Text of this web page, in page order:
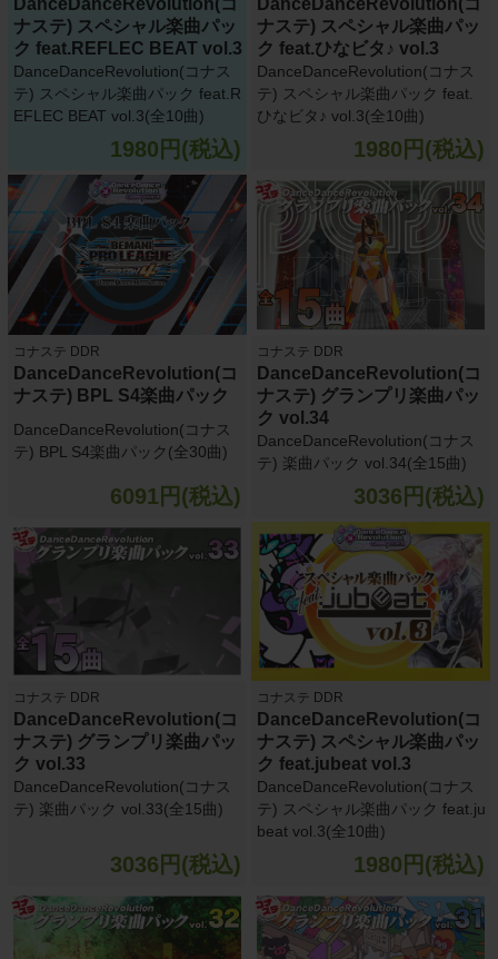
DanceDanceRevolution(コ
ナステ) スペシャル楽曲パッ
ク feat.REFLEC BEAT vol.3
DanceDanceRevolution(コナス
テ) スペシャル楽曲パック feat.R
EFLEC BEAT vol.3(全10曲)
1980円(税込)
DanceDanceRevolution(コ
ナステ) スペシャル楽曲パッ
ク feat.ひなビタ♪ vol.3
DanceDanceRevolution(コナス
テ) スペシャル楽曲パック feat.
ひなビタ♪ vol.3(全10曲)
1980円(税込)
コナステ DDR
DanceDanceRevolution(コ
ナステ) BPL S4楽曲パック
DanceDanceRevolution(コナス
テ) BPL S4楽曲パック(全30曲)
6091円(税込)
コナステ DDR
DanceDanceRevolution(コ
ナステ) グランプリ楽曲パッ
ク vol.34
DanceDanceRevolution(コナス
テ) 楽曲パック vol.34(全15曲)
3036円(税込)
コナステ DDR
DanceDanceRevolution(コ
ナステ) グランプリ楽曲パッ
ク vol.33
DanceDanceRevolution(コナス
テ) 楽曲パック vol.33(全15曲)
3036円(税込)
コナステ DDR
DanceDanceRevolution(コ
ナステ) スペシャル楽曲パッ
ク feat.jubeat vol.3
DanceDanceRevolution(コナス
テ) スペシャル楽曲パック feat.ju
beat vol.3(全10曲)
1980円(税込)